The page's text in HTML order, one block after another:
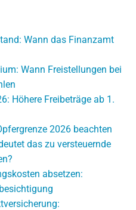
Wann das Finanzamt
Wann Freistellungen bei
Höhere Freibeträge ab 1.
2026 beachten
das zu versteuernde
absetzen: